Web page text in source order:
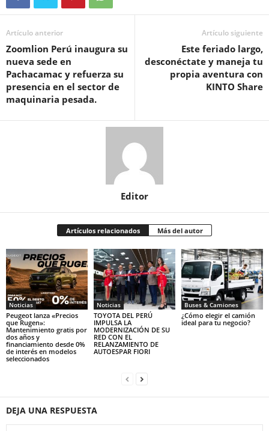
Artículo anterior
Zoomlion Perú inaugura su
nueva sede en
Pachacamac y refuerza su
presencia en el sector de
maquinaria pesada.
Artículo siguiente
Este feriado largo,
desconéctate y maneja tu
propia aventura con
KINTO Share
Editor
Artículos relacionados Más del autor
Noticias
Peugeot lanza «Precios
que Rugen»:
Mantenimiento gratis por
dos años y
financiamiento desde 0%
de interés en modelos
seleccionados
Noticias
TOYOTA DEL PERÚ
IMPULSA LA
MODERNIZACIÓN DE SU
RED CON EL
RELANZAMIENTO DE
AUTOESPAR FIORI
Buses & Camiones
¿Cómo elegir el camión
ideal para tu negocio?
DEJA UNA RESPUESTA